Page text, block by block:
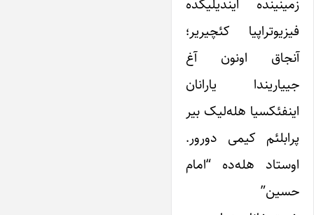
زمینینده ایندیلیکده
فیزیوتراپیا کئچیریر؛
آنجاق اونون آغ
جییاریندا یارانان
اینفئکسیا هله‌لیک بیر
پرابلئم کیمی دورور.
اوستاد هله‌ده “امام
حسین”